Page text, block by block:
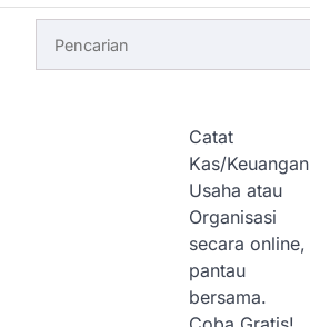
Catat
Kas/Keuangan
Usaha atau
Organisasi
secara online,
pantau
bersama.